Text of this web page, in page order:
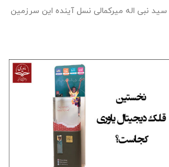
سيد نبی اله ميركمالی نسل آینده این سرزمین